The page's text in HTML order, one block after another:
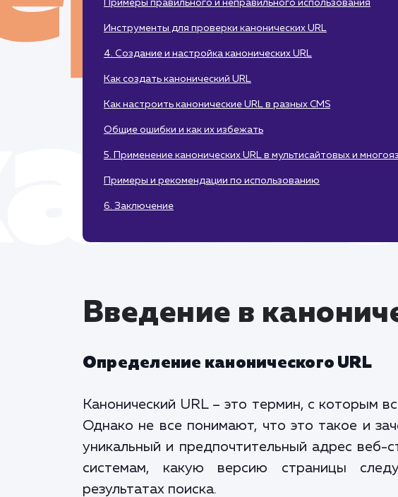
Примеры правильного и неправильного использования
Инструменты для проверки канонических URL
4. Создание и настройка канонических URL
Как создать канонический URL
Как настроить канонические URL в разных CMS
Общие ошибки и как их избежать
5. Применение канонических URL в мультисайтовых и
Примеры и рекомендации по использованию
6. Заключение
Введение в
Определение канонического URL
Канонический URL – это термин, с которым
Однако не все понимают, что это такое и
уникальный и предпочтительный адрес
системам, какую версию страницы
результатах поиска.